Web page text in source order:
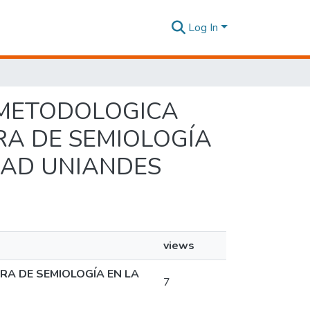
Log In
DE SEMIOLOGÍA
UNIANDES
views
DE SEMIOLOGÍA EN LA
7